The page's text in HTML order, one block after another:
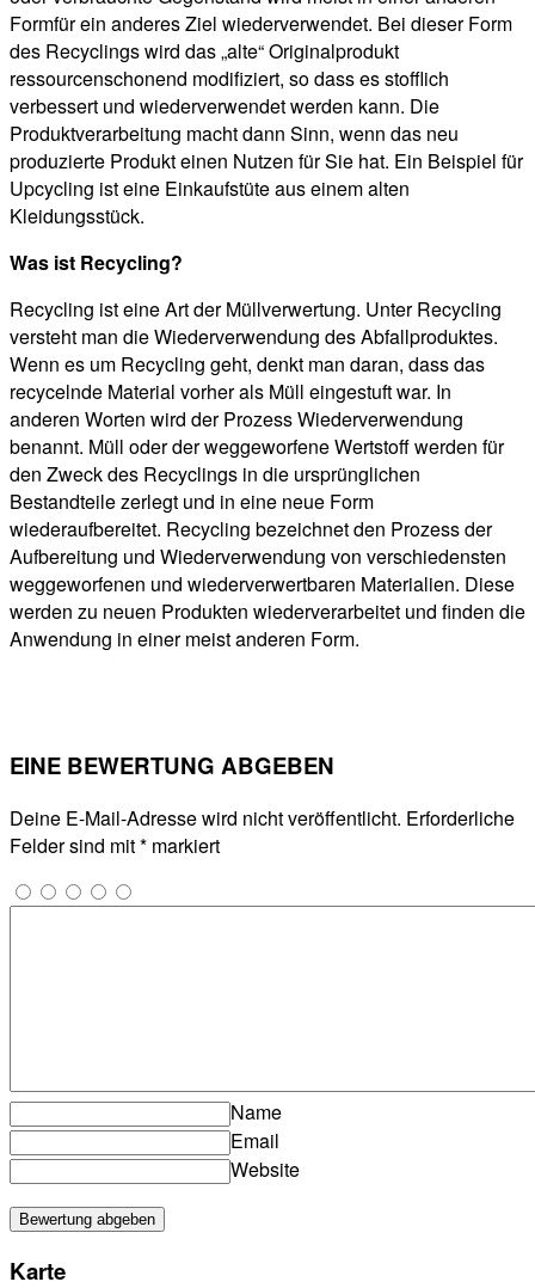
Formfür ein anderes Ziel wiederverwendet. Bei dieser Form
des Recyclings wird das „alte“ Originalprodukt
ressourcenschonend modifiziert, so dass es stofflich
verbessert und wiederverwendet werden kann. Die
Produktverarbeitung macht dann Sinn, wenn das neu
produzierte Produkt einen Nutzen für Sie hat. Ein Beispiel für
Upcycling ist eine Einkaufstüte aus einem alten
Kleidungsstück.
Was ist Recycling?
Recycling ist eine Art der Müllverwertung. Unter Recycling
versteht man die Wiederverwendung des Abfallproduktes.
Wenn es um Recycling geht, denkt man daran, dass das
recycelnde Material vorher als Müll eingestuft war. In
anderen Worten wird der Prozess Wiederverwendung
benannt. Müll oder der weggeworfene Wertstoff werden für
den Zweck des Recyclings in die ursprünglichen
Bestandteile zerlegt und in eine neue Form
wiederaufbereitet. Recycling bezeichnet den Prozess der
Aufbereitung und Wiederverwendung von verschiedensten
weggeworfenen und wiederverwertbaren Materialien. Diese
werden zu neuen Produkten wiederverarbeitet und finden die
Anwendung in einer meist anderen Form.
EINE BEWERTUNG ABGEBEN
Deine E-Mail-Adresse wird nicht veröffentlicht. Erforderliche
Felder sind mit* markiert
Name
Email
Website
Karte